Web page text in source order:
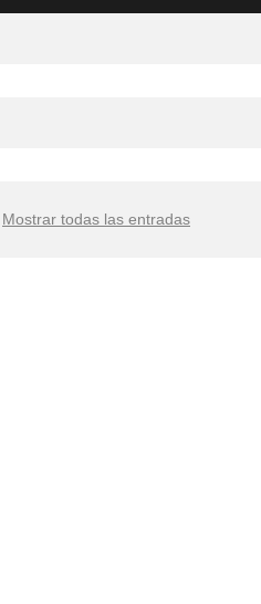
Mostrar todas las entradas